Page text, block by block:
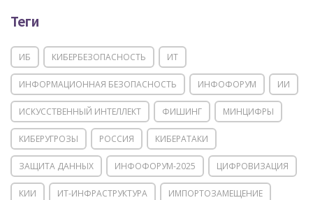
Теги
ИБ КИБЕРБЕЗОПАСНОСТЬ ИТ
ИНФОРМАЦИОННАЯ БЕЗОПАСНОСТЬ ИНФОФОРУМ ИИ
ИСКУССТВЕННЫЙ ИНТЕЛЛЕКТ ФИШИНГ МИНЦИФРЫ
КИБЕРУГРОЗЫ РОССИЯ КИБЕРАТАКИ
ЗАЩИТА ДАННЫХ ИНФОФОРУМ-2025 ЦИФРОВИЗАЦИЯ
КИИ ИТ-ИНФРАСТРУКТУРА ИМПОРТОЗАМЕЩЕНИЕ